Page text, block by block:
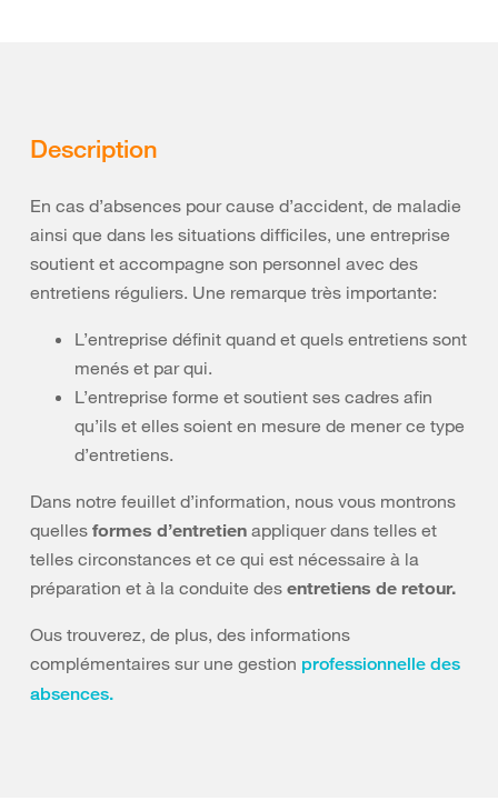
Description
En cas d’absences pour cause d’accident, de maladie
ainsi que dans les situations difficiles, une entreprise
soutient et accompagne son personnel avec des
entretiens réguliers. Une remarque très importante:
L’entreprise définit quand et quels entretiens sont
menés et par qui.
L’entreprise forme et soutient ses cadres afin
qu’ils et elles soient en mesure de mener ce type
d’entretiens.
Dans notre feuillet d’information, nous vous montrons
quelles formes d’entretien appliquer dans telles et
telles circonstances et ce qui est nécessaire à la
préparation et à la conduite des entretiens de retour.
Ous trouverez, de plus, des informations
complémentaires sur une gestion professionnelle des
absences.